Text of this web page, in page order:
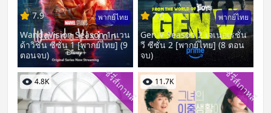
7.9 พากย์ไทย
WandaVision Season 1 แวน
ด้าวิชั่น ซีซั่น 1 [พากย์ไทย] (9
ตอนจบ)
7.6 พากย์ไทย
Gen V Season 2 เจเนอเรชั่น
วี ซีซั่น 2 [พากย์ไทย] (8 ตอน
จบ)
4.8K ซีรี่ส์เกาหลี 11.7K ซีรี่ส์เกาหลี